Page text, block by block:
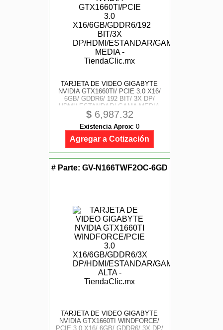
TARJETA DE VIDEO GIGABYTE
NVIDIA GTX1660TI/ PCIE 3.0 X16/
6GB/ GDDR6/ 192 BIT/ 3X DP/
HDMI/ ESTANDAR/ GAMA MEDIA
$6,987.32
Existencia Aprox: 0
Agregar a Cotización
# Parte: GV-N166TWF2OC-6GD
TARJETA DE VIDEO GIGABYTE
NVIDIA GTX1660TI WINDFORCE/
PCIE 3.0 X16/ 6GB/ GDDR6/ 3X DP/